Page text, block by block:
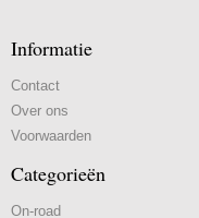
Informatie
Contact
Over ons
Voorwaarden
Categorieën
On-road